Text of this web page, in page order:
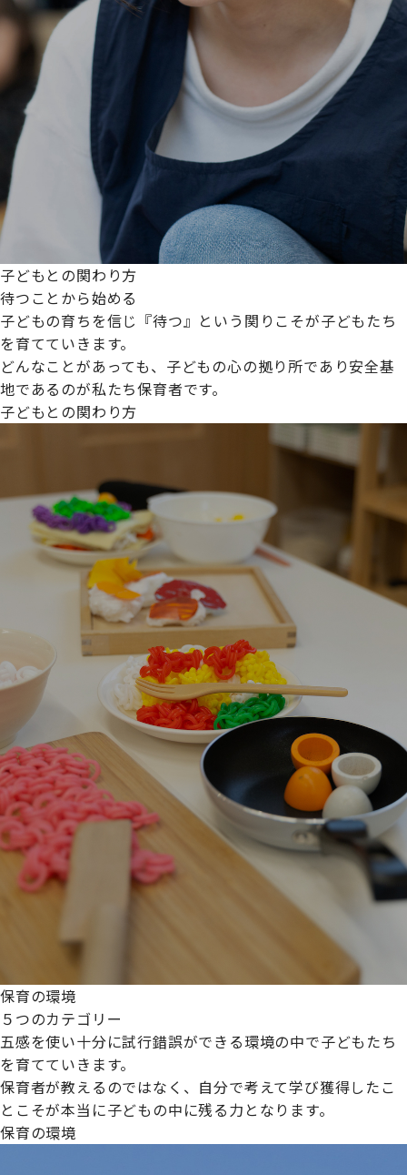
子どもとの関わり方
待つことから始める
子どもの育ちを信じ『待つ』という関りこそが子どもたち
を育てていきます。
どんなことがあっても、子どもの心の拠り所であり安全基
地であるのが私たち保育者です。
子どもとの関わり方
保育の環境
５つのカテゴリー
五感を使い十分に試行錯誤ができる環境の中で子どもたち
を育てていきます。
保育者が教えるのではなく、自分で考えて学び獲得したこ
とこそが本当に子どもの中に残る力となります。
保育の環境